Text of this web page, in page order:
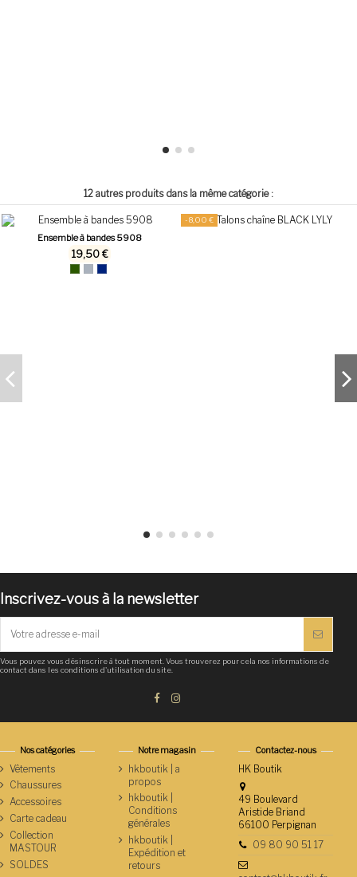
12 autres produits dans la même catégorie :
Ensemble à bandes 5908
19,50 €
-8,00 €
Inscrivez-vous à la newsletter
Vous pouvez vous désinscrire à tout moment. Vous trouverez pour cela nos informations de
contact dans les conditions d'utilisation du site.
Nos catégories
Vêtements
Chaussures
Accessoires
Carte cadeau
Collection
MASTOUR
SOLDES
Notre magasin
hkboutik | a
propos
hkboutik |
Conditions
générales
hkboutik |
Expédition et
retours
Contactez-nous
HK Boutik
49 Boulevard
Aristide Briand
66100 Perpignan
09 80 90 51 17